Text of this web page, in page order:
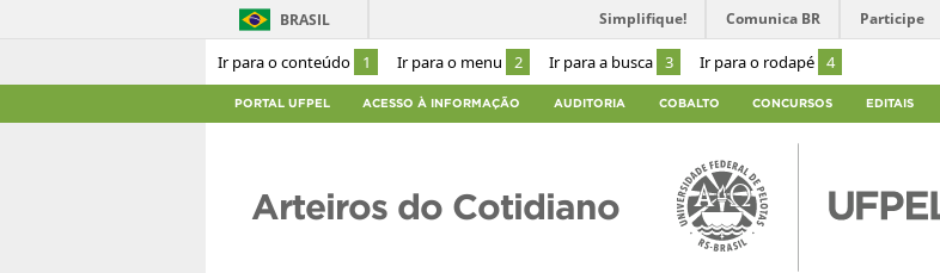
Ir para o conteúdo 1 Ir para o menu 2 Ir para a busca 3 Ir para o rodapé 4
BRASIL Simplifique! Comunica BR Participe
PORTAL UFPEL ACESSO À INFORMAÇÃO AUDITORIA COBALTO CONCURSOS EDITAIS
Arteiros do Cotidiano